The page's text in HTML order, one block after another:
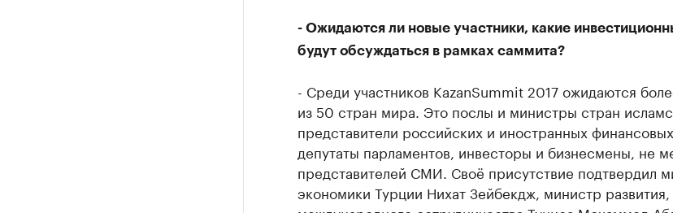
- Ожидаются ли новые участники, какие
будут обсуждаться в рамках саммита?
- Среди участников KazanSummit 2017 ожидаются
из 50 стран мира. Это послы и министры стран
представители российских и иностранных финансовых
депутаты парламентов, инвесторы и бизнесмены, не
представителей СМИ. Своё присутствие подтвердил
экономики Турции Нихат Зейбекдж, министр